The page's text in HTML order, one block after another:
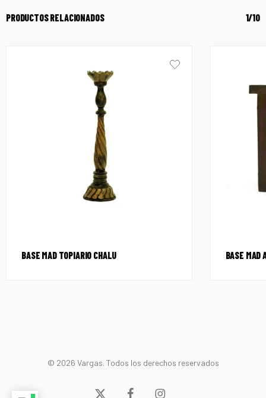
PRODUCTOS RELACIONADOS 1/10
BASE MAD TOPIARIO CHALU BASE MAD
© 2026 Vargas. Todos los derechos reservados
x- facebookinstagram